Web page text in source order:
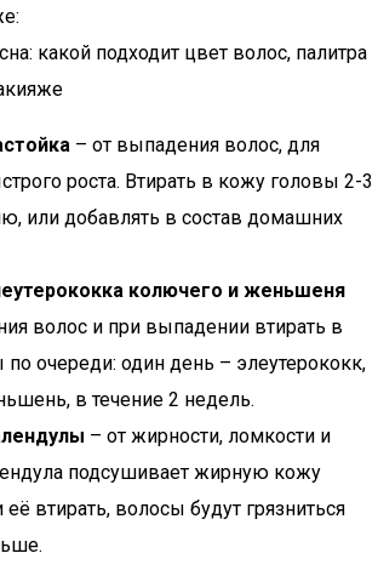
какой подходит цвет волос, палитра
– от выпадения волос, для
роста. Втирать в кожу головы 2-3
или добавлять в состав домашних
колючего и женьшеня
волос и при выпадении втирать в
очереди: один день – элеутерококк,
в течение 2 недель.
– от жирности, ломкости и
подсушивает жирную кожу
втирать, волосы будут грязниться